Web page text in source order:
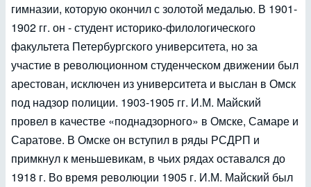
гимназии, которую окончил с золотой медалью. В 1901-
1902 гг. он - студент историко-филологического
факультета Петербургского университета, но за
участие в революционном студенческом движении был
арестован, исключен из университета и выслан в Омск
под надзор полиции. 1903-1905 гг. И.М. Майский
провел в качестве «поднадзорного» в Омске, Самаре и
Саратове. В Омске он вступил в ряды РСДРП и
примкнул к меньшевикам, в чьих рядах оставался до
1918 г. Во время революции 1905 г. И.М. Майский был